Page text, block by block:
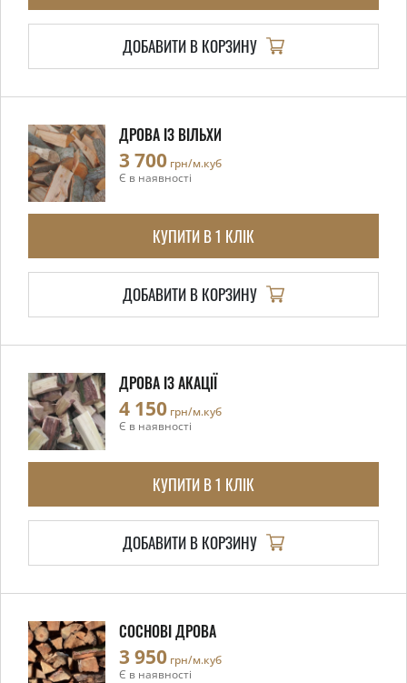
ДОБАВИТИ В КОРЗИНУ
ДРОВА ІЗ ВІЛЬХИ
3 700 грн/м.куб
Є в наявності
КУПИТИ В 1 КЛІК
ДОБАВИТИ В КОРЗИНУ
ДРОВА ІЗ АКАЦІЇ
4 150 грн/м.куб
Є в наявності
КУПИТИ В 1 КЛІК
ДОБАВИТИ В КОРЗИНУ
СОСНОВІ ДРОВА
3 950 грн/м.куб
Є в наявності